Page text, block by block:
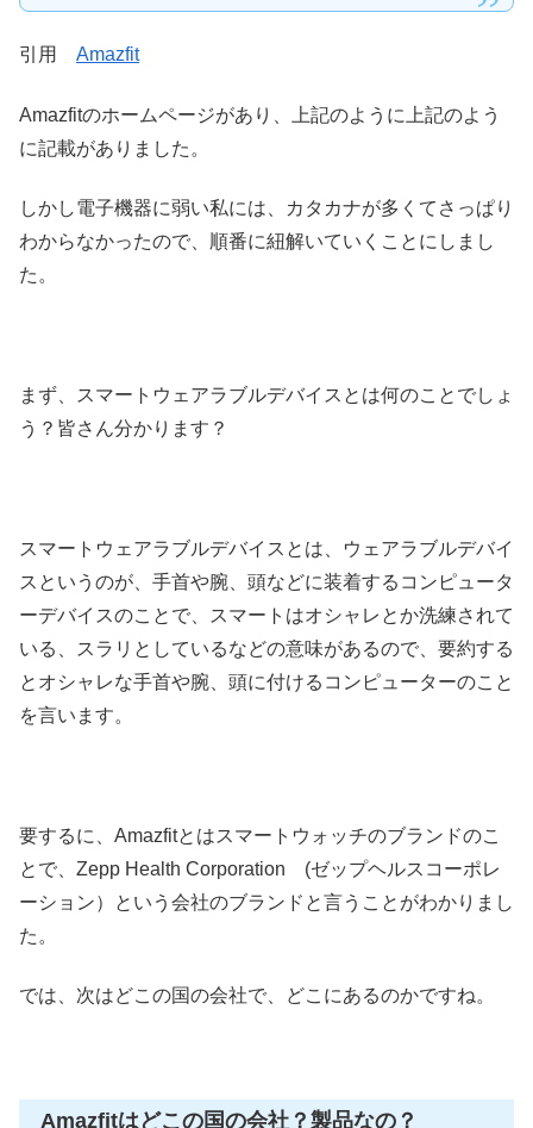
引用 Amazfit
Amazfitのホームページがあり、上記のように上記のよう
に記載がありました。
しかし電子機器に弱い私には、カタカナが多くてさっぱり
わからなかったので、順番に紐解いていくことにしまし
た。
まず、スマートウェアラブルデバイスとは何のことでしょ
う？皆さん分かります？
スマートウェアラブルデバイスとは、ウェアラブルデバイ
スというのが、手首や腕、頭などに装着するコンピュータ
ーデバイスのことで、スマートはオシャレとか洗練されて
いる、スラリとしているなどの意味があるので、要約する
とオシャレな手首や腕、頭に付けるコンピューターのこと
を言います。
要するに、Amazfitとはスマートウォッチのブランドのこ
とで、 Zepp Health Corporation (ゼップヘルスコーポレ
ーション）という 会社のブランド と言うことがわかりまし
た。
では、次はどこの国の会社で、どこにあるのかですね。
Amazfitはどこの国の会社？製品なの？